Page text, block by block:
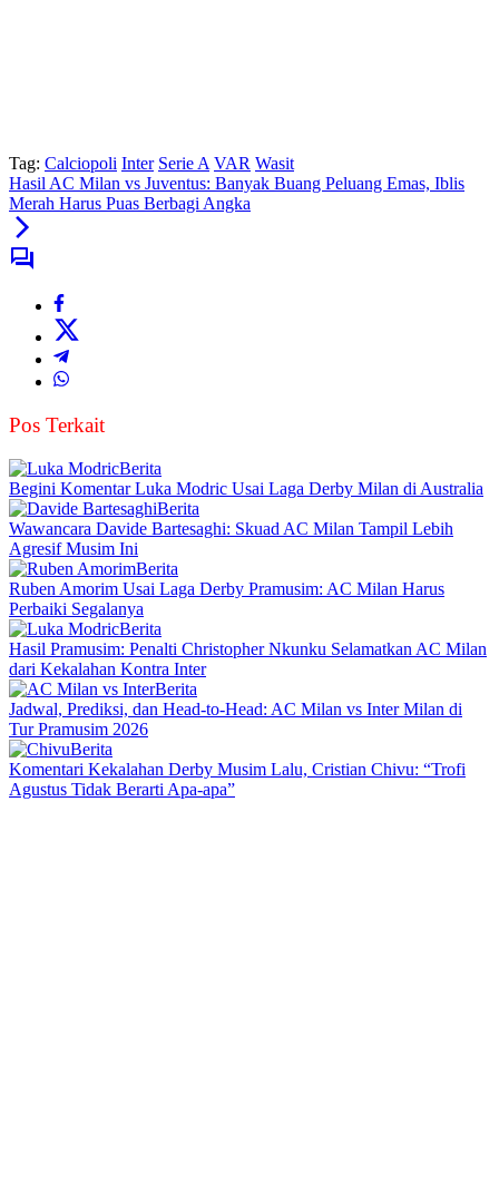
Tag: Calciopoli Inter Serie A VAR Wasit
Hasil AC Milan vs Juventus: Banyak Buang Peluang Emas, Iblis
Merah Harus Puas Berbagi Angka
Pos Terkait
Berita
Begini Komentar Luka Modric Usai Laga Derby Milan di Australia
Berita
Wawancara Davide Bartesaghi: Skuad AC Milan Tampil Lebih
Agresif Musim Ini
Berita
Ruben Amorim Usai Laga Derby Pramusim: AC Milan Harus
Perbaiki Segalanya
Berita
Hasil Pramusim: Penalti Christopher Nkunku Selamatkan AC Milan
dari Kekalahan Kontra Inter
Berita
Jadwal, Prediksi, dan Head-to-Head: AC Milan vs Inter Milan di
Tur Pramusim 2026
Berita
Komentari Kekalahan Derby Musim Lalu, Cristian Chivu: “Trofi
Agustus Tidak Berarti Apa-apa”